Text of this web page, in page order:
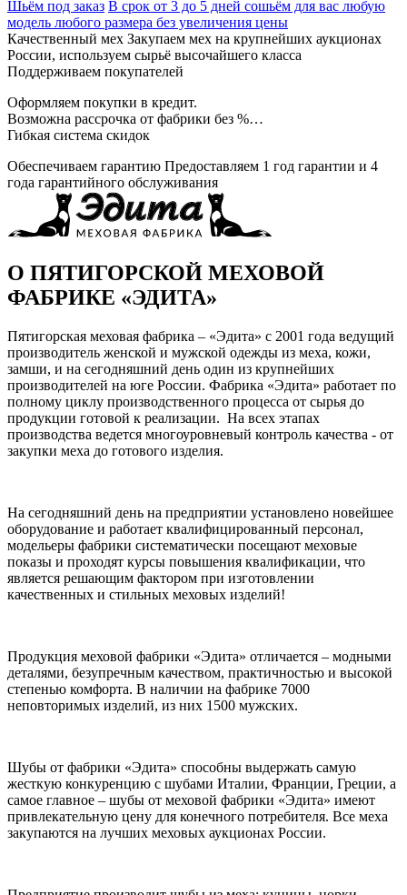
Шьём под заказ В срок от 3 до 5 дней сошьём для вас любую
модель любого размера без увеличения цены
Качественный мех Закупаем мех на крупнейших аукционах
России, используем сырьё высочайшего класса
Поддерживаем покупателей
Оформляем покупки в кредит.
Возможна рассрочка от фабрики без %…
Гибкая система скидок
Обеспечиваем гарантию Предоставляем 1 год гарантии и 4
года гарантийного обслуживания
О ПЯТИГОРСКОЙ МЕХОВОЙ
ФАБРИКЕ «ЭДИТА»
Пятигорская меховая фабрика – «Эдита» с 2001 года ведущий
производитель женской и мужской одежды из меха, кожи,
замши, и на сегодняшний день один из крупнейших
производителей на юге России. Фабрика «Эдита» работает по
полному циклу производственного процесса от сырья до
продукции готовой к реализации. На всех этапах
производства ведется многоуровневый контроль качества - от
закупки меха до готового изделия.
На сегодняшний день на предприятии установлено новейшее
оборудование и работает квалифицированный персонал,
модельеры фабрики систематически посещают меховые
показы и проходят курсы повышения квалификации, что
является решающим фактором при изготовлении
качественных и стильных меховых изделий!
Продукция меховой фабрики «Эдита» отличается – модными
деталями, безупречным качеством, практичностью и высокой
степенью комфорта. В наличии на фабрике 7000
неповторимых изделий, из них 1500 мужских.
Шубы от фабрики «Эдита» способны выдержать самую
жесткую конкуренцию с шубами Италии, Франции, Греции, а
самое главное – шубы от меховой фабрики «Эдита» имеют
привлекательную цену для конечного потребителя. Все меха
закупаются на лучших меховых аукционах России.